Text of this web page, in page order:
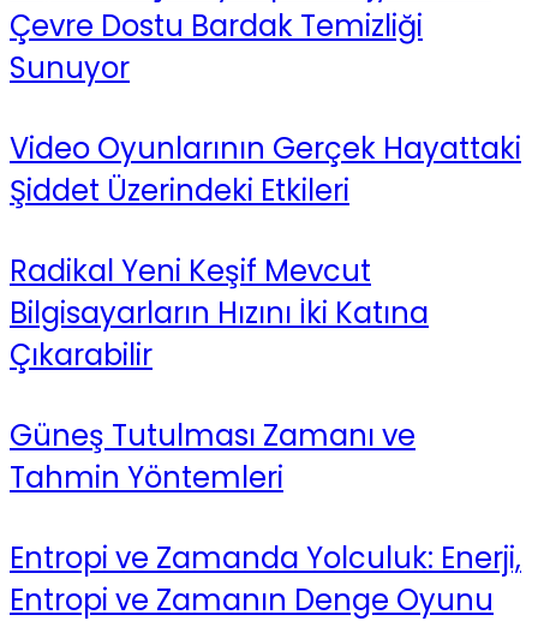
Çevre Dostu Bardak Temizliği
Sunuyor
Video Oyunlarının Gerçek Hayattaki
Şiddet Üzerindeki Etkileri
Radikal Yeni Keşif Mevcut
Bilgisayarların Hızını İki Katına
Çıkarabilir
Güneş Tutulması Zamanı ve
Tahmin Yöntemleri
Entropi ve Zamanda Yolculuk: Enerji,
Entropi ve Zamanın Denge Oyunu